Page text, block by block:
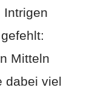
Intrigen
Mitteln
dabei viel